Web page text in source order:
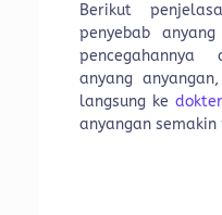
Berikut
penyebab
anyang
langsung ke
anyangan semakin